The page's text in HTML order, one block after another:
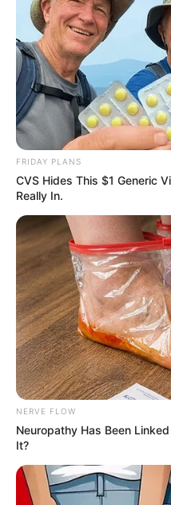
Ένα τροχαίο ατύχημα
της Παρασκευής, 30
οδών Παπιδάκη και
Εκάλη, κινητοποίησε
Πυροσβεστικής, της
εθελοντικής ομάδας
FRIDAY PLANS
CVS Hides This $1 Generic
Really In.
NERVE FLOW
Neuropathy Has Been
It?